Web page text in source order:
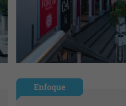
Enfoque